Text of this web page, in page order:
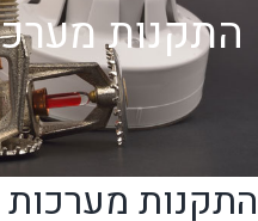
התקנות
התקנות מערכות